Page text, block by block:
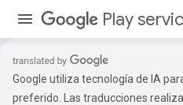
Play
Google utiliza tecnología de IA
preferido. Las traducciones